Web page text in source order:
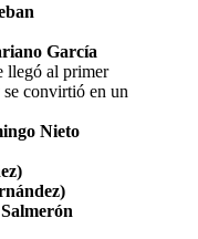
García
llegó al primer
convirtió en un
Nieto